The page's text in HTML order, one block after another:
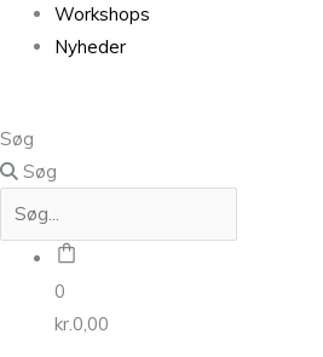
Workshops
Nyheder
Søg
Søg
0
kr.0,00